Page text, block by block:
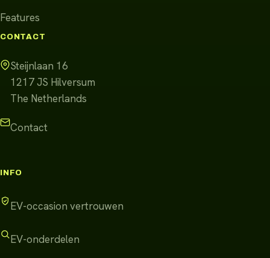
Features
CONTACT
Steijnlaan 16
1217 JS Hilversum
The Netherlands
Contact
INFO
EV-occasion vertrouwen
EV-onderdelen